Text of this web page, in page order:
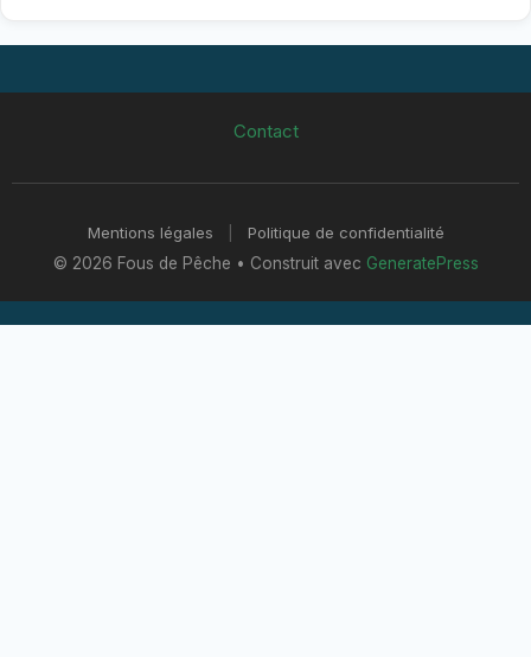
Contact
Mentions légales
Politique de confidentialité
© 2026 Fous de Pêche • Construit avec GeneratePress